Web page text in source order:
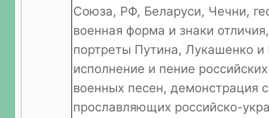
Союза, РФ, Беларуси, Чечни,
военная форма и знаки
портреты Путина, Лукашенко
исполнение и пение
военных песен, демонстрация
прославляющих российско-